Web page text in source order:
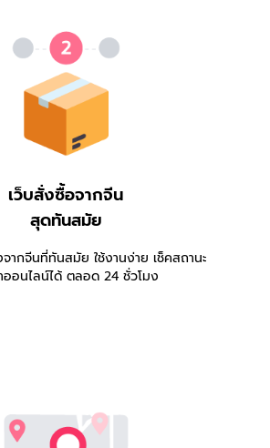
เว็บสั่งซื้อจากจีน
สุดทันสมัย
ากจีนที่ทันสมัย ใช้งานง่าย เช็คสถานะ
อนไลน์ได้ ตลอด 24 ชั่วโมง